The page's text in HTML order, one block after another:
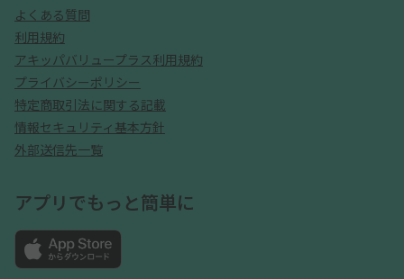
よくある質問
利用規約
アキッパバリュープラス利用規約
プライバシーポリシー
特定商取引法に関する記載
情報セキュリティ基本方針
外部送信先一覧
アプリでもっと簡単に